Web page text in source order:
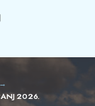
2026.